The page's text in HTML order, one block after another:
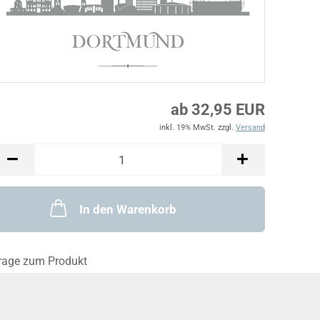
ab 32,95 EUR
inkl. 19% MwSt. zzgl. Versand
In den Warenkorb
zum Produkt